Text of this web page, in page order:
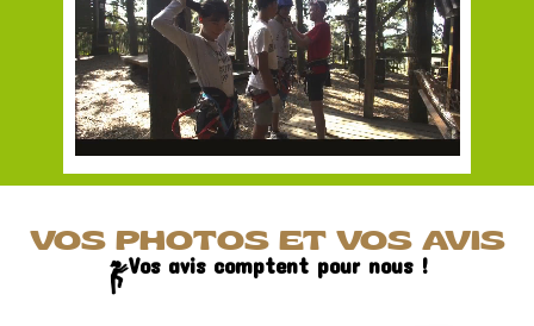
VOS PHOTOS ET VOS AVIS
Vos avis comptent pour nous !